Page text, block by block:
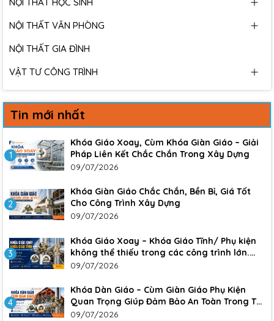
NỘI THẤT VĂN PHÒNG
NỘI THẤT GIA ĐÌNH
VẬT TƯ CÔNG TRÌNH
Tin mới nhất
1
Khóa Giáo Xoay, Cùm Khóa Giàn Giáo – Giải
Pháp Liên Kết Chắc Chắn Trong Xây Dựng
09/07/2026
2
Khóa Giàn Giáo Chắc Chắn, Bền Bỉ, Giá Tốt
Cho Công Trình Xây Dựng
09/07/2026
3
Khóa Giáo Xoay – Khóa Giáo Tĩnh/ Phụ kiện
không thể thiếu trong các công trình lớn.
Đảm bảo sự an toàn, chắc chắn cho công
09/07/2026
4
Khóa Dàn Giáo – Cùm Giàn Giáo Phụ Kiện
Quan Trọng Giúp Đảm Bảo An Toàn Trong Thi
Công Xây Dựng
09/07/2026